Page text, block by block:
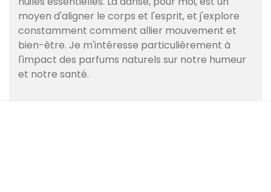
moyen d'aligner le corps et l'esprit, et j'explore
constamment comment allier mouvement et
bien-être. Je m'intéresse particulièrement à
l'impact des parfums naturels sur notre humeur
et notre santé.